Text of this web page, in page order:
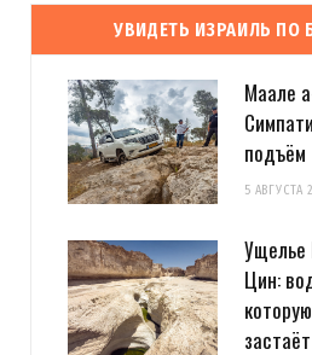
УВИДЕТЬ ИЗРАИЛЬ
Маале
подъём
5 АВГУСТА
Ущелье
Цин:
застаёт